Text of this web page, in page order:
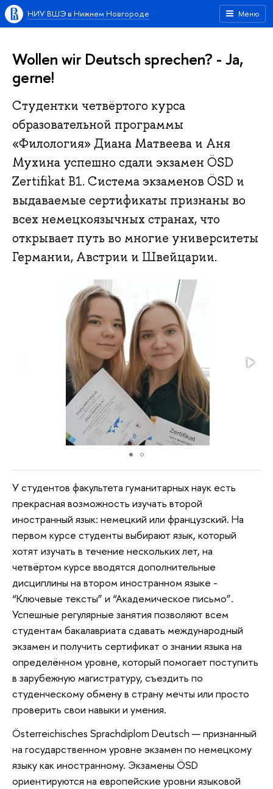
Меню
НИУ ВШЭ в Нижнем Новгороде
Wollen wir Deutsch sprechen? - Ja,
gerne!
Студентки четвёртого курса
образовательной программы
«Филология» Диана Матвеева и Аня
Мухина успешно сдали экзамен ÖSD
Zertifikat B1. Система экзаменов ÖSD и
выдаваемые сертификаты признаны во
всех немецкоязычных странах, что
открывает путь во многие университеты
Германии, Австрии и Швейцарии.
У студентов факультета гуманитарных наук есть
прекрасная возможность изучать второй
иностранный язык: немецкий или французский. На
первом курсе студенты выбирают язык, который
хотят изучать в течение нескольких лет, на
четвёртом курсе вводятся дополнительные
дисциплины на втором иностранном языке -
“Ключевые тексты” и “Академическое письмо”.
Успешные регулярные занятия позволяют всем
студентам бакалавриата сдавать международный
экзамен и получить сертификат о знании языка на
определённом уровне, который помогает поступить
в зарубежную магистратуру, съездить по
студенческому обмену в страну мечты или просто
проверить свои навыки и умения.
Österreichisches Sprachdiplom Deutsch — признанный
на государственном уровне экзамен по немецкому
языку как иностранному. Экзамены ÖSD
ориентируются на европейские уровни языковой